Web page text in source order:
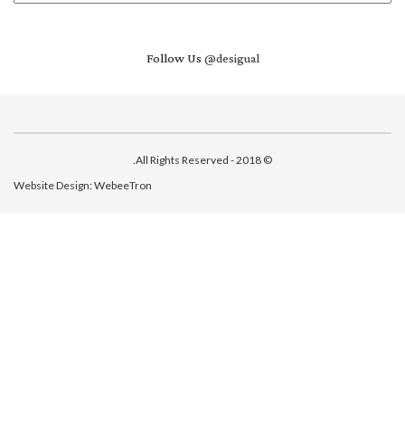
Follow Us@desigual
© 2018 - All Rights Reserved.
Website Design:WebeeTron